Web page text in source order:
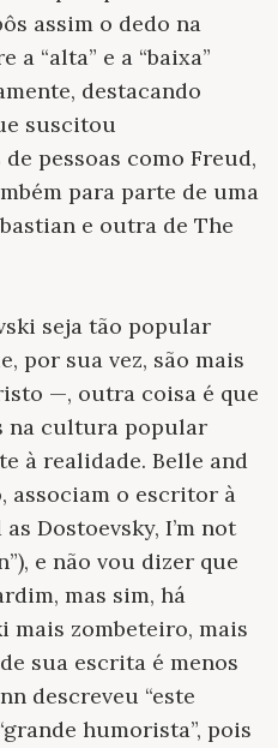
assim o dedo na
“alta” e a “baixa”
destacando
suscitou
pessoas como Freud,
para parte de uma
e outra de The
seja tão popular
por sua vez, são mais
—, outra coisa é que
na cultura popular
à realidade. Belle and
associam o escritor à
Dostoevsky, I’m not
e não vou dizer que
mas sim, há
mais zombeteiro, mais
sua escrita é menos
descreveu “este
humorista”, pois